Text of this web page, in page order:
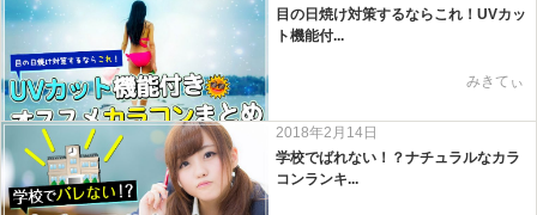
目の日焼け対策するならこれ！UVカッ
ト機能付...
みきてぃ
2018年2月14日
学校でばれない！？ナチュラルなカラ
コンランキ...